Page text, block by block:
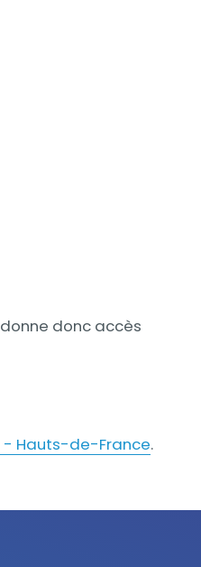
donc accès
- Hauts-de-France.